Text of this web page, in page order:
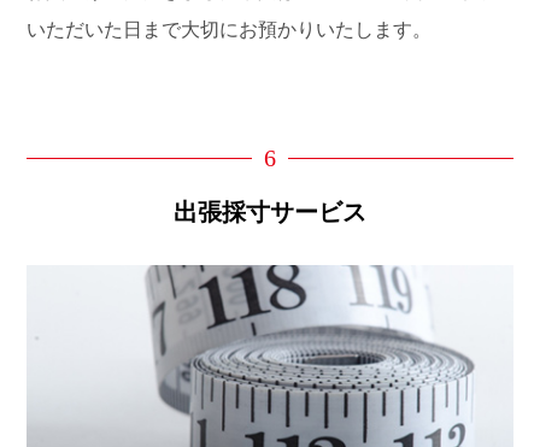
いただいた日まで大切にお預かりいたします。
6
出張採寸サービス